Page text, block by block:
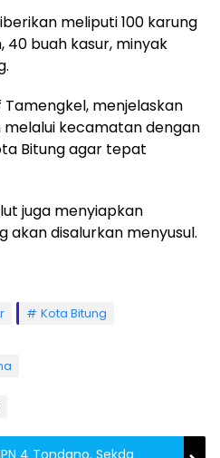
meliputi 100 karung
40 buah kasur, minyak
Tamengkel, menjelaskan
melalui kecamatan dengan
Bitung agar tepat
juga menyiapkan
disalurkan menyusul.
Kota Bitung
4 Tondano, Sekda